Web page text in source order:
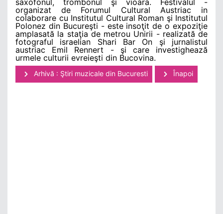
organizat de Forumul Cultural Austriac in
colaborare cu Institutul Cultural Roman şi Institutul
Polonez din Bucureşti - este insoţit de o expoziţie
amplasată la staţia de metrou Unirii - realizată de
fotograful israelian Shari Bar On şi jurnalistul
austriac Emil Rennert - şi care investighează
urmele culturii evreieşti din Bucovina.
Arhivă : Ştiri muzicale din Bucuresti Înapoi